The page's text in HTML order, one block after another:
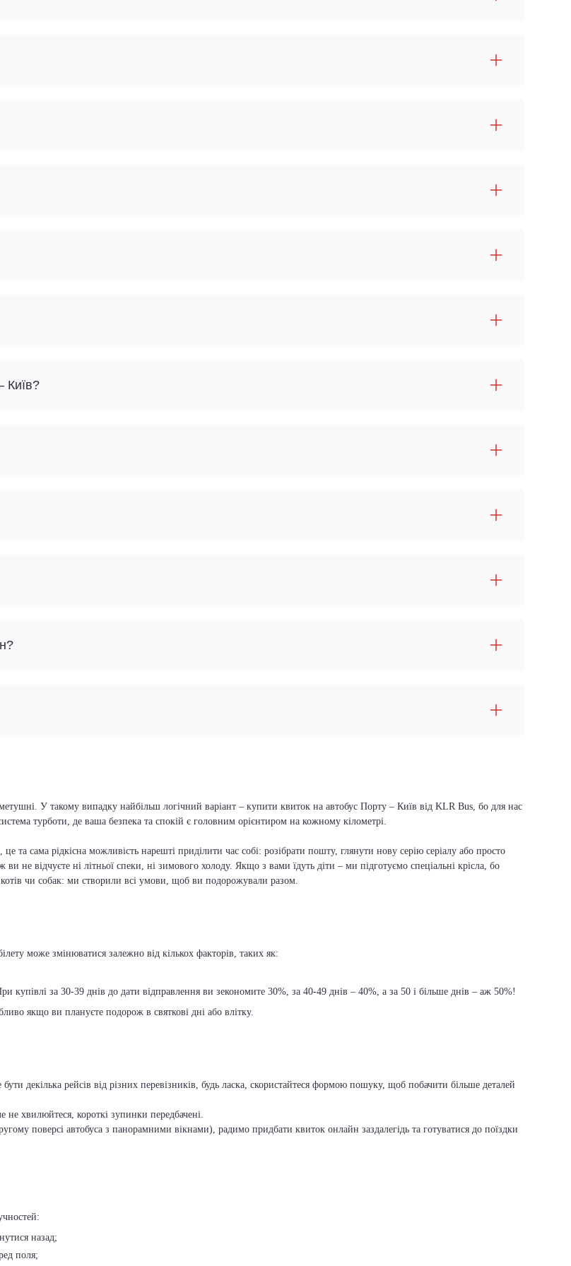
Київ?
У такому випадку найбільш логічний варіант – купити квиток на автобус Порту – Київ від KLR Bus, бо для нас
турботи, де ваша безпека та спокій є головним орієнтиром на кожному кілометрі.
та сама рідкісна можливість нарешті приділити час собі: розібрати пошту, глянути нову серію серіалу або просто
не відчуєте ні літньої спеки, ні зимового холоду. Якщо з вами їдуть діти – ми підготуємо спеціальні крісла, бо
чи собак: ми створили всі умови, щоб ви подорожували разом.
може змінюватися залежно від кількох факторів, таких як:
купівлі за 30-39 днів до дати відправлення ви зекономите 30%, за 40-49 днів – 40%, а за 50 і більше днів – аж 50%!
якщо ви плануєте подорож в святкові дні або влітку.
декілька рейсів від різних перевізників, будь ласка, скористайтеся формою пошуку, щоб побачити більше деталей
не хвилюйтеся, короткі зупинки передбачені.
поверсі автобуса з панорамними вікнами), радимо придбати квиток онлайн заздалегідь та готуватися до поїздки
назад;
поля;